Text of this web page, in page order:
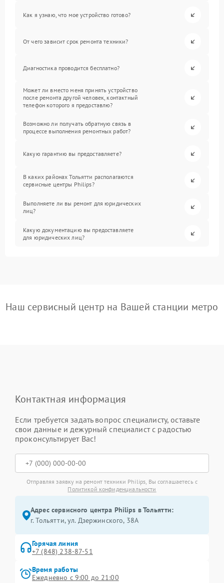
Как я узнаю, что мое устройство готово?
От чего зависит срок ремонта техники?
Диагностика проводится бесплатно?
Может ли вместо меня принять устройство
после ремонта другой человек, контактный
телефон которого я предоставлю?
Возможно ли получать обратную связь в
процессе выполнения ремонтных работ?
Какую гарантию вы предоставляете?
В каких районах Тольятти располагаются
сервисные центры Philips?
Выполняете ли вы ремонт для юридических
лиц?
Какую документацию вы предоставляете
для юридических лиц?
Наш сервисный центр на Вашей станции метро
Контактная информация
Если требуется задать вопрос специалисту, оставьте
свои данные и дежурный специалист с радостью
проконсультирует Вас!
Отправляя заявку на ремонт техники Philips, Вы соглашаетесь с
Политикой конфиденциальности
Адрес сервисного центра Philips в Тольятти:
г. Тольятти, ул. Дзержинского, 38А
Горячая линия
+7 (848) 238-87-51
Время работы
Ежедневно с 9:00 до 21:00